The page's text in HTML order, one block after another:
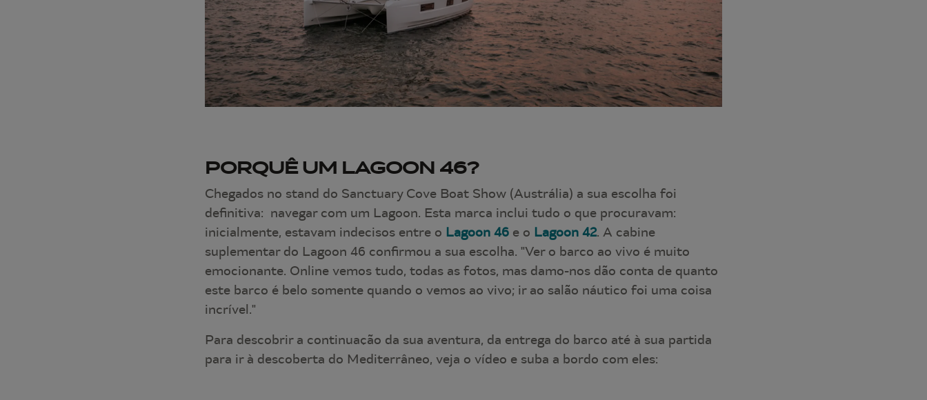
PORQUÊ UM LAGOON 46?
Chegados no stand do Sanctuary Cove Boat Show (Austrália) a sua escolha foi
definitiva: navegar com um Lagoon. Esta marca inclui tudo o que procuravam:
inicialmente, estavam indecisos entre o Lagoon 46 e o Lagoon 42. A cabine
suplementar do Lagoon 46 confirmou a sua escolha. "Ver o barco ao vivo é muito
emocionante. Online vemos tudo, todas as fotos, mas damo-nos dão conta de quanto
este barco é belo somente quando o vemos ao vivo; ir ao salão náutico foi uma coisa
incrível."
Para descobrir a continuação da sua aventura, da entrega do barco até à sua partida
para ir à descoberta do Mediterrâneo, veja o vídeo e suba a bordo com eles: